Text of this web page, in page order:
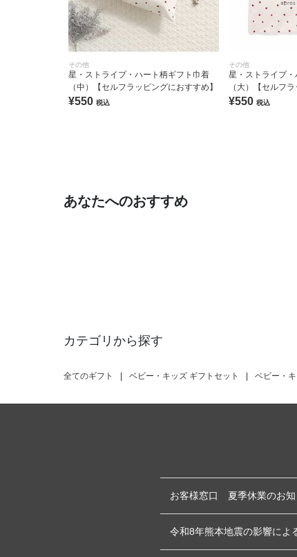
その他
星・ストライプ・ハート柄ギフト巾着
（中）【セルフラッピングにおすすめ】
¥550 税込
その他
星・ストライプ
（大）【セルフ
¥550 税込
あなたへのおすすめ
カテゴリから探す
全てのギフト ベビー・キッズ ギフトセット ベビー・
お客様窓口 夏季休業のお知
令和8年熊本地震の影響によ